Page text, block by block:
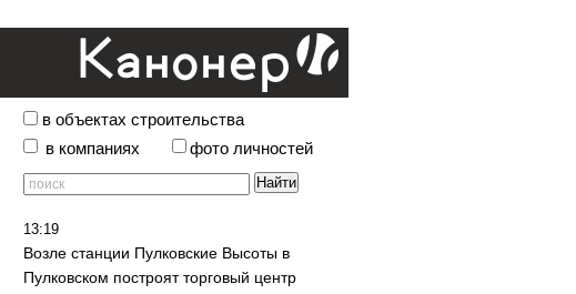
в объектах строительства
в компаниях
фото личностей
13:19
Возле станции Пулковские Высоты в
Пулковском построят торговый центр